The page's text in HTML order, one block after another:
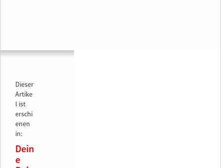
Dieser
Artike
l ist
erschi
enen
in:
Dein
e